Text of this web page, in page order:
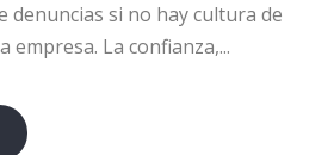
denuncias si no hay cultura de
empresa. La confianza,...